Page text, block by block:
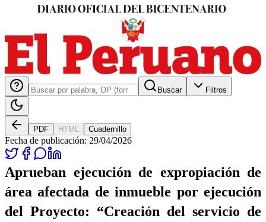
Buscar Filtros
PDF HTML Cuadernillo
Fecha de publicación: 29/04/2026
Aprueban ejecución de expropiación de
área afectada de inmueble por ejecución
del Proyecto: “Creación del servicio de